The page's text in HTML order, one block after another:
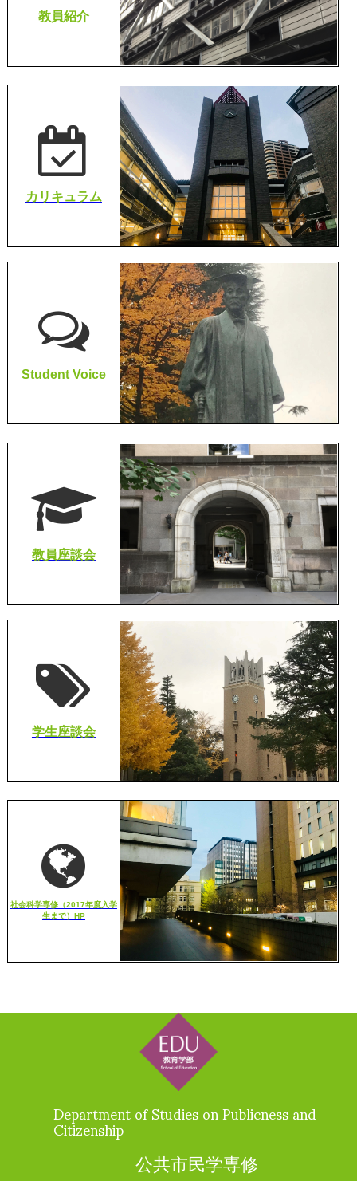
教員紹介
カリキュラム
Student Voice
教員座談会
学生座談会
社会科学専修（2017年度入学
生まで）HP
Department of Studies on Publicness and
Citizenship
公共市民学専修